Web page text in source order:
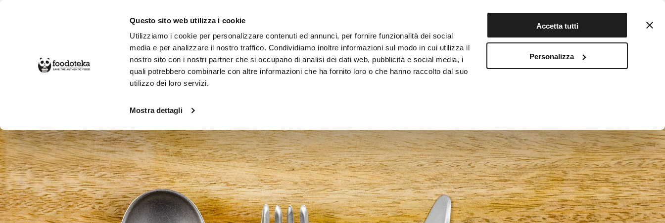
Questo sito web utilizza i cookie
Utilizziamo i cookie per personalizzare contenuti ed annunci, per fornire funzionalità dei social
media e per analizzare il nostro traffico. Condividiamo inoltre informazioni sul modo in cui utilizza il
nostro sito con i nostri partner che si occupano di analisi dei dati web, pubblicità e social media, i
quali potrebbero combinarle con altre informazioni che ha fornito loro o che hanno raccolto dal suo
utilizzo dei loro servizi.
Mostra dettagli
Accetta tutti
Personalizza
Registrati
SPESA ONLINE DA NON PERDERE LE BOTTEGHE INFOTEKA CIBO AUTENTICO